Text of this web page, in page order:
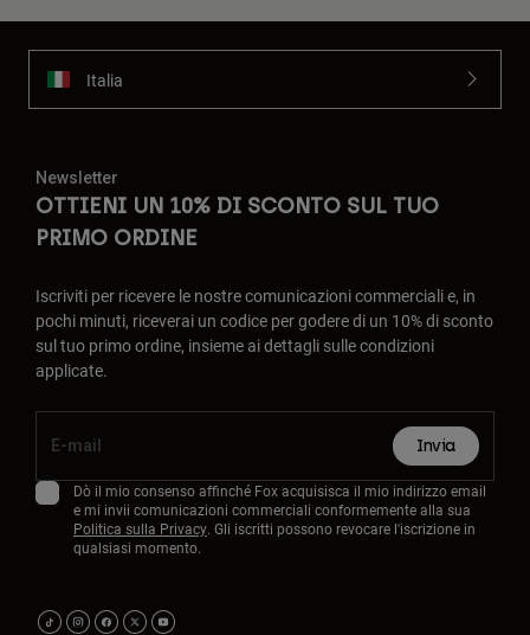
Italia
Newsletter
OTTIENI UN 10% DI SCONTO SUL TUO
PRIMO ORDINE
Iscriviti per ricevere le nostre comunicazioni commerciali e, in
pochi minuti, riceverai un codice per godere di un 10% di sconto
sul tuo primo ordine, insieme ai dettagli sulle condizioni
applicate.
Invia
Dò il mio consenso affinché Fox acquisisca il mio indirizzo email
e mi invii comunicazioni commerciali conformemente alla sua
Politica sulla Privacy. Gli iscritti possono revocare l'iscrizione in
qualsiasi momento.